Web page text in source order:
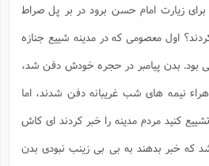
زیارت امام حسن برود در بر پل صراط
اول معصومی که در مدینه شییع جنازه
بدن پیامبر در حجره خودش دفن شد،
نیمه های شب غریبانه دفن شدند، اما
کنید مردم مدینه را خبر کردند ای کاش
که خبر بدهند به بی بی زینب نبودی بدن